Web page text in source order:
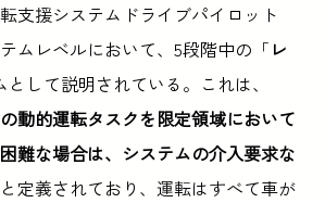
支援システムドライブパイロット
ムレベルにおいて、5段階中の「 レ
として説明されている。これは、
動的運転タスクを限定領域において
難な場合は、システムの介入要求な
と定義されており、運転はすべて車が